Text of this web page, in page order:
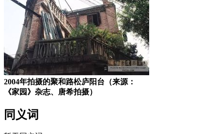
2004年拍摄的聚和路松庐阳台（来源：
《家园》杂志、唐希拍摄）
同义词